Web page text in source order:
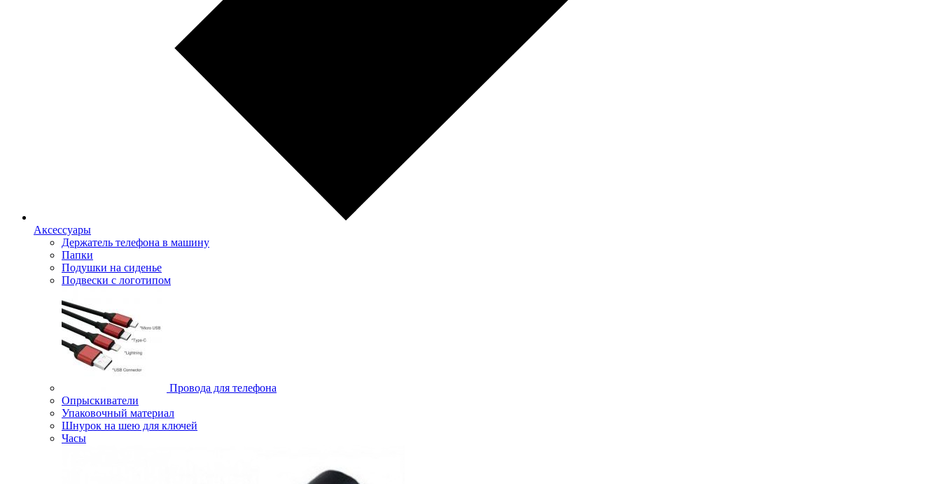
Аксессуары
Держатель телефона в машину
Папки
Подушки на сиденье
Подвески с логотипом
Провода для телефона
Опрыскиватели
Упаковочный материал
Шнурок на шею для ключей
Часы